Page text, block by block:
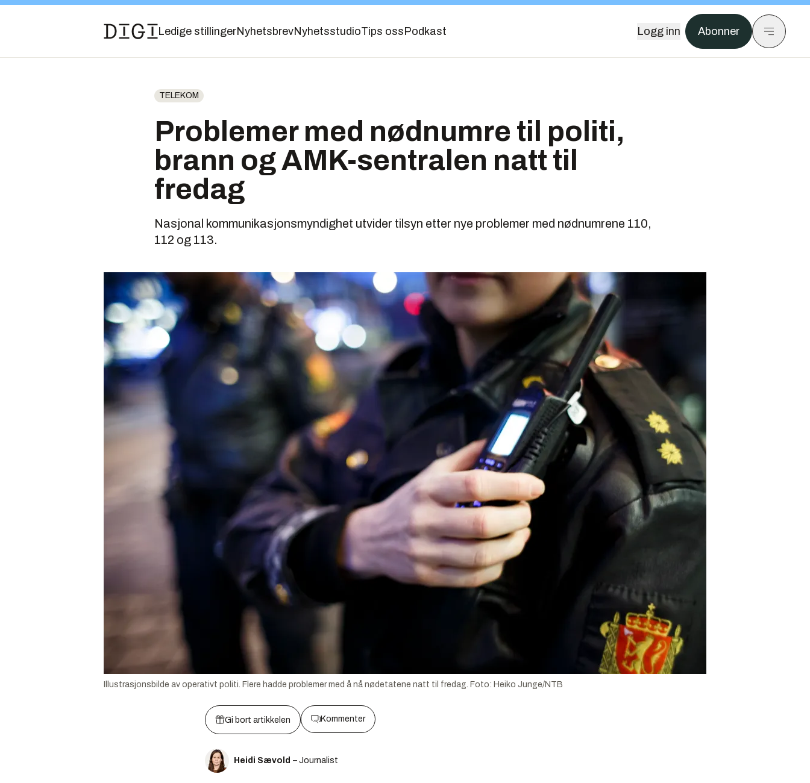
Ledige stillingerNyhetsbrevNyhetsstudioTips oss Podkast Logg inn Abonner
TELEKOM
Problemer med nødnumre til politi,
brann og AMK-sentralen natt til
fredag
Nasjonal kommunikasjonsmyndighet utvider tilsyn etter nye problemer med nødnumrene 110,
112 og 113.
Illustrasjonsbilde av operativt politi. Flere hadde problemer med å nå nødetatene natt til fredag. Foto: Heiko Junge/NTB
Gi bort artikkelen Kommenter
Heidi Sævold – Journalist